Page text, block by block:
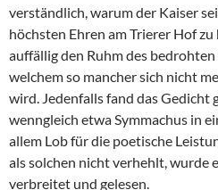
verständlich, warum der Kaiser
höchsten Ehren am Trierer Hof
auffällig den Ruhm des
welchem so mancher sich nicht
wird. Jedenfalls fand das Gedicht
wenngleich etwa Symmachus in
allem Lob für die poetische
als solchen nicht verhehlt, wurde
verbreitet und gelesen.